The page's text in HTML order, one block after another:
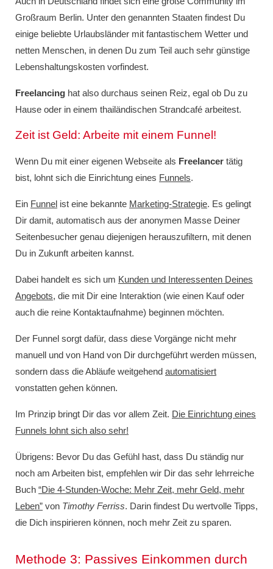
Großraum Berlin. Unter den genannten Staaten findest Du
einige beliebte Urlaubsländer mit fantastischem Wetter und
netten Menschen, in denen Du zum Teil auch sehr günstige
Lebenshaltungskosten vorfindest.
Freelancing hat also durchaus seinen Reiz, egal ob Du zu
Hause oder in einem thailändischen Strandcafé arbeitest.
Zeit ist Geld: Arbeite mit einem Funnel!
Wenn Du mit einer eigenen Webseite als Freelancer tätig
bist, lohnt sich die Einrichtung eines Funnels.
Ein Funnel ist eine bekannte Marketing-Strategie. Es gelingt
Dir damit, automatisch aus der anonymen Masse Deiner
Seitenbesucher genau diejenigen herauszufiltern, mit denen
Du in Zukunft arbeiten kannst.
Dabei handelt es sich um Kunden und Interessenten Deines
Angebots, die mit Dir eine Interaktion (wie einen Kauf oder
auch die reine Kontaktaufnahme) beginnen möchten.
Der Funnel sorgt dafür, dass diese Vorgänge nicht mehr
manuell und von Hand von Dir durchgeführt werden müssen,
sondern dass die Abläufe weitgehend automatisiert
vonstatten gehen können.
Im Prinzip bringt Dir das vor allem Zeit. Die Einrichtung eines
Funnels lohnt sich also sehr!
Übrigens: Bevor Du das Gefühl hast, dass Du ständig nur
noch am Arbeiten bist, empfehlen wir Dir das sehr lehrreiche
Buch “Die 4-Stunden-Woche: Mehr Zeit, mehr Geld, mehr
Leben” von Timothy Ferriss. Darin findest Du wertvolle Tipps,
die Dich inspirieren können, noch mehr Zeit zu sparen.
Methode 3: Passives Einkommen durch